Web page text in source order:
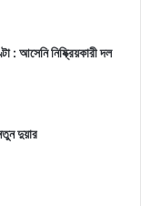
আসেনি নিষ্ক্রিয়কারী দল
দুয়ার